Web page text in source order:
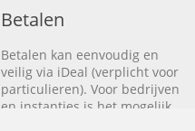
Betalen
Betalen kan eenvoudig en
veilig via iDeal (verplicht voor
particulieren). Voor bedrijven
en instanties is het mogelijk